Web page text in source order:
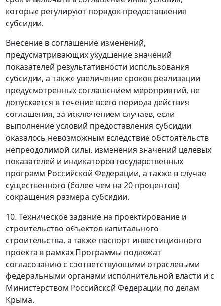
которые регулируют порядок предоставления
субсидии.
Внесение в соглашение изменений,
предусматривающих ухудшение значений
показателей результативности использования
субсидии, а также увеличение сроков реализации
предусмотренных соглашением мероприятий, не
допускается в течение всего периода действия
соглашения, за исключением случаев, если
выполнение условий предоставления субсидии
оказалось невозможным вследствие обстоятельств
непреодолимой силы, изменения значений целевых
показателей и индикаторов государственных
программ Российской Федерации, а также в случае
существенного (более чем на 20 процентов)
сокращения размера субсидии.
10. Техническое задание на проектирование и
строительство объектов капитального
строительства, а также паспорт инвестиционного
проекта в рамках Программы подлежат
согласованию с соответствующими отраслевыми
федеральными органами исполнительной власти и с
Министерством Российской Федерации по делам
Крыма.